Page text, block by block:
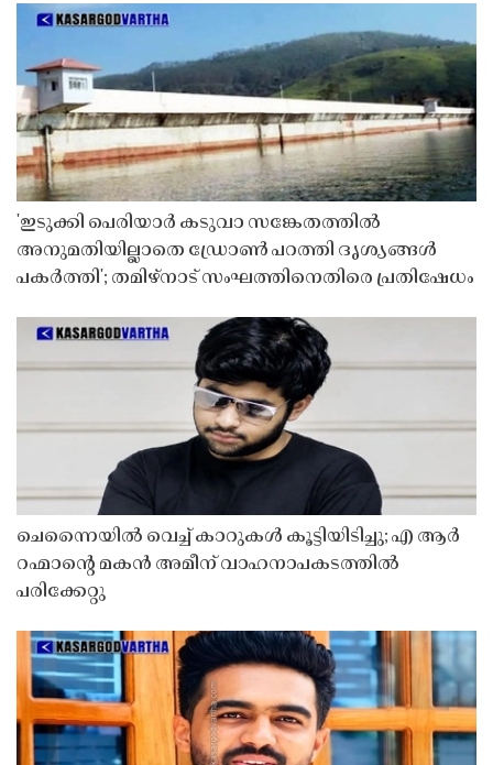
'ഇടുക്കി പെരിയാർ കടുവാ സങ്കേതത്തിൽ
അനുമതിയില്ലാതെ ഡ്രോൺ പറത്തി ദൃശ്യങ്ങൾ
പകർത്തി'; തമിഴ്നാട് സംഘത്തിനെതിരെ പ്രതിഷേധം
ചെന്നൈയിൽ വെച്ച് കാറുകൾ കൂട്ടിയിടിച്ചു; എ ആർ
റഹ്മാൻ്റെ മകൻ അമീന് വാഹനാപകടത്തിൽ
പരിക്കേറ്റു